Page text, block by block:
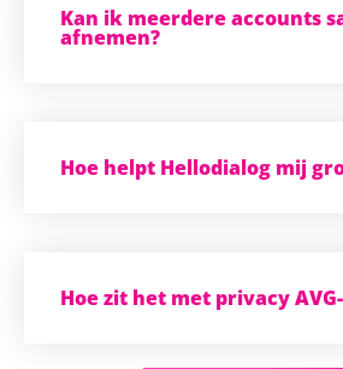
Kan ik meerdere accounts
afnemen?
Hoe helpt Hellodialog mij
Hoe zit het met privacy